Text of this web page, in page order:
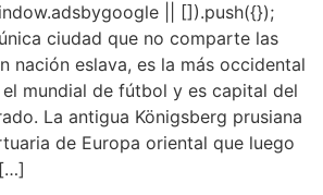
|| []).push({});
ciudad que no comparte las
nación eslava, es la más occidental
mundial de fútbol y es capital del
La antigua Königsberg prusiana
de Europa oriental que luego